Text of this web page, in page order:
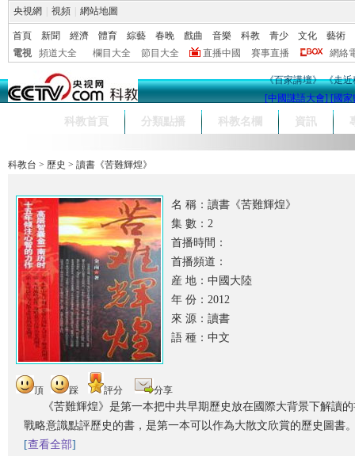
央視網 視頻 網站地圖
首頁 新聞 經濟 體育 綜藝 春晚 戲曲 音樂 科教 青少 文化
藝術
電視
頻道大全 欄目大全 節目大全 直播中國 賽事直播 網絡
《百家講壇》 《走近
[中國謎語大會] [國家
科教首頁 分類點播 科教名欄 資訊
科教台 > 歷史 > 讀書《苦難輝煌》
名 稱：讀書《苦難輝煌》
集 數：2
首播時間：
首播頻道：
産 地：中國大陸
年 份：2012
來 源：讀書
語 種：中文
頂 踩 評分 分享
《苦難輝煌》是第一本把中共早期歷史放在國際大背景下解讀
戰略意識點評歷史的書，是第一本可以作為大散文欣賞的歷史圖書
[查看全部]